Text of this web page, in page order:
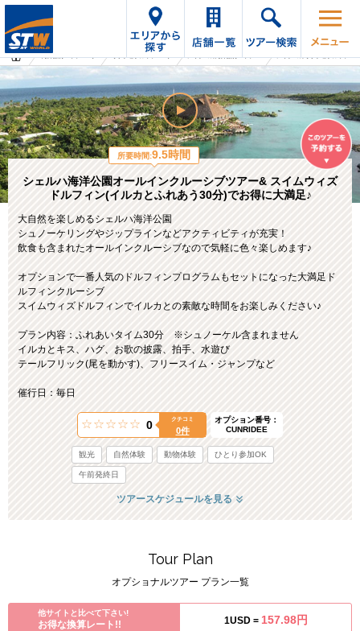
シェルハ海洋公園オールインクルーシブツアー& スイムウィズ
ドルフィン(イルカとふれあう30分)でお得に大満足♪
大自然を楽しめるシェルハ海洋公園
シュノーケリングやジップラインなどアクティビティが充実！
飲食も含まれたオールインクルーシブなので気軽に色々楽しめます♪
オプションで一番人気のドルフィンプログラムもセットになった大満足ド
ルフィンクルーシブ
スイムウィズドルフィンでイルカとの素敵な時間をお楽しみください♪
プラン内容：ふれあいタイム30分 ※シュノーケル含まれません
イルカとキス、ハグ、お歌の披露、拍手、水遊び
テールフリック(尾を動かす)、フリースイム・ジャンプなど
催行日：毎日
0 クチコミ
0件
オプション番号：
CUNRIDEE
観光 自然体験 動物体験 ひとり参加OK
午前発終日
所要時間:9.5時間
ツアースケジュールを見る
Tour Plan
オプショナルツアー プラン一覧
他サイトと比べて下さい!
お得な換算レート!! 1USD = 157.98円